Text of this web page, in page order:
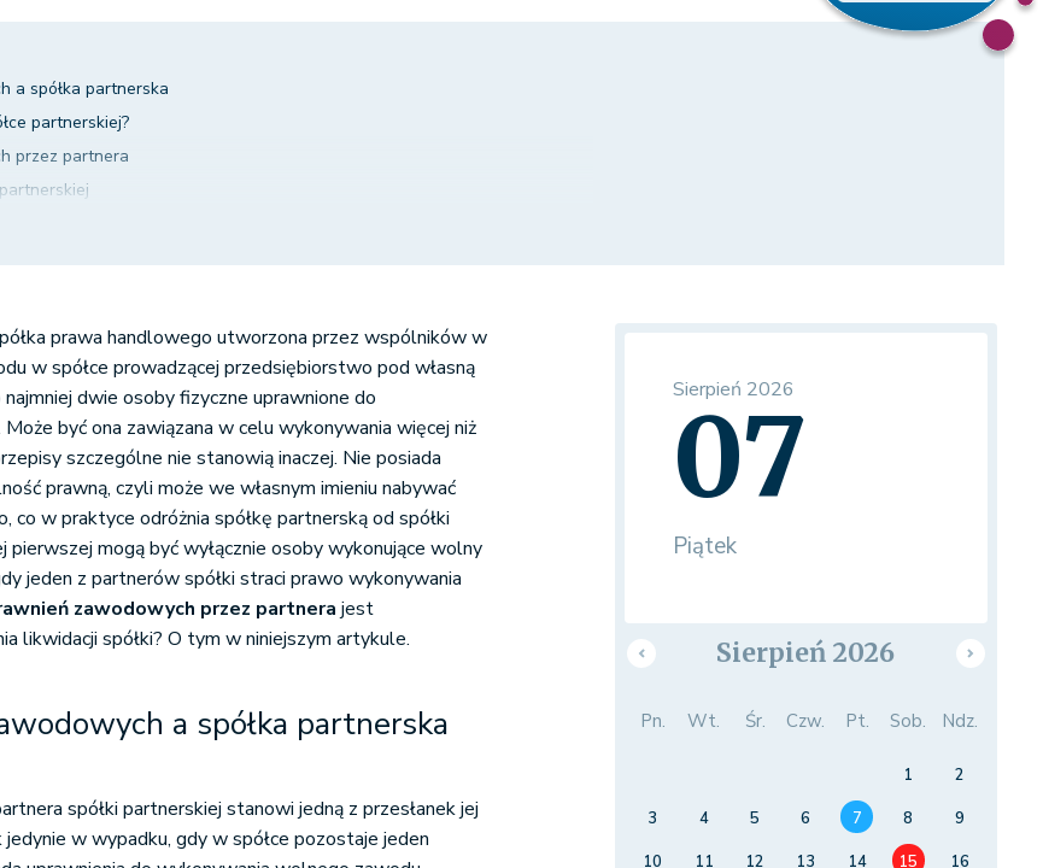
a spółka partnerska
partnerskiej?
przez partnera
prawa handlowego utworzona przez wspólników w
w spółce prowadzącej przedsiębiorstwo pod własną
dwie osoby fizyczne uprawnione do
być ona zawiązana w celu wykonywania więcej niż
szczególne nie stanowią inaczej. Nie posiada
prawną, czyli może we własnym imieniu nabywać
co w praktyce odróżnia spółkę partnerską od spółki
mogą być wyłącznie osoby wykonujące wolny
jeden z partnerów spółki straci prawo wykonywania
zawodowych przez partnera jest
likwidacji spółki? O tym w niniejszym artykule.
a spółka partnerska
spółki partnerskiej stanowi jedną z przesłanek jej
w wypadku, gdy w spółce pozostaje jeden
Sierpień 2026
07
Piątek
Sierpień 2026
Pn. Wt. Śr. Czw. Pt. Sob. Ndz.
1
2
3
4 5 6 7 8
9
10
11 12 13 14 15
16